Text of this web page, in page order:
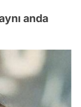
anda